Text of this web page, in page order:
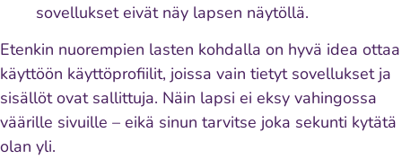
sovellukset eivät näy lapsen näytöllä.
Etenkin nuorempien lasten kohdalla on hyvä idea ottaa
käyttöön käyttöprofiilit, joissa vain tietyt sovellukset ja
sisällöt ovat sallittuja. Näin lapsi ei eksy vahingossa
väärille sivuille – eikä sinun tarvitse joka sekunti kytätä
olan yli.